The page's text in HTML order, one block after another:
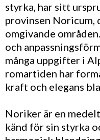
styrka, har sitt
provinsen Noricum,
omgivande
och
många uppgifter i
romartiden har
kraft och elegans
Noriker är en
känd för sin styrka